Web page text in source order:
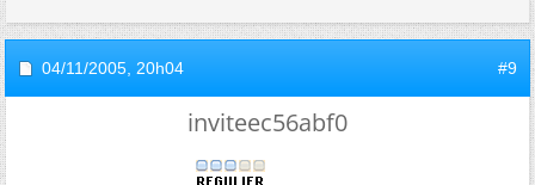
04/11/2005, 20h04 #9
inviteec56abf0